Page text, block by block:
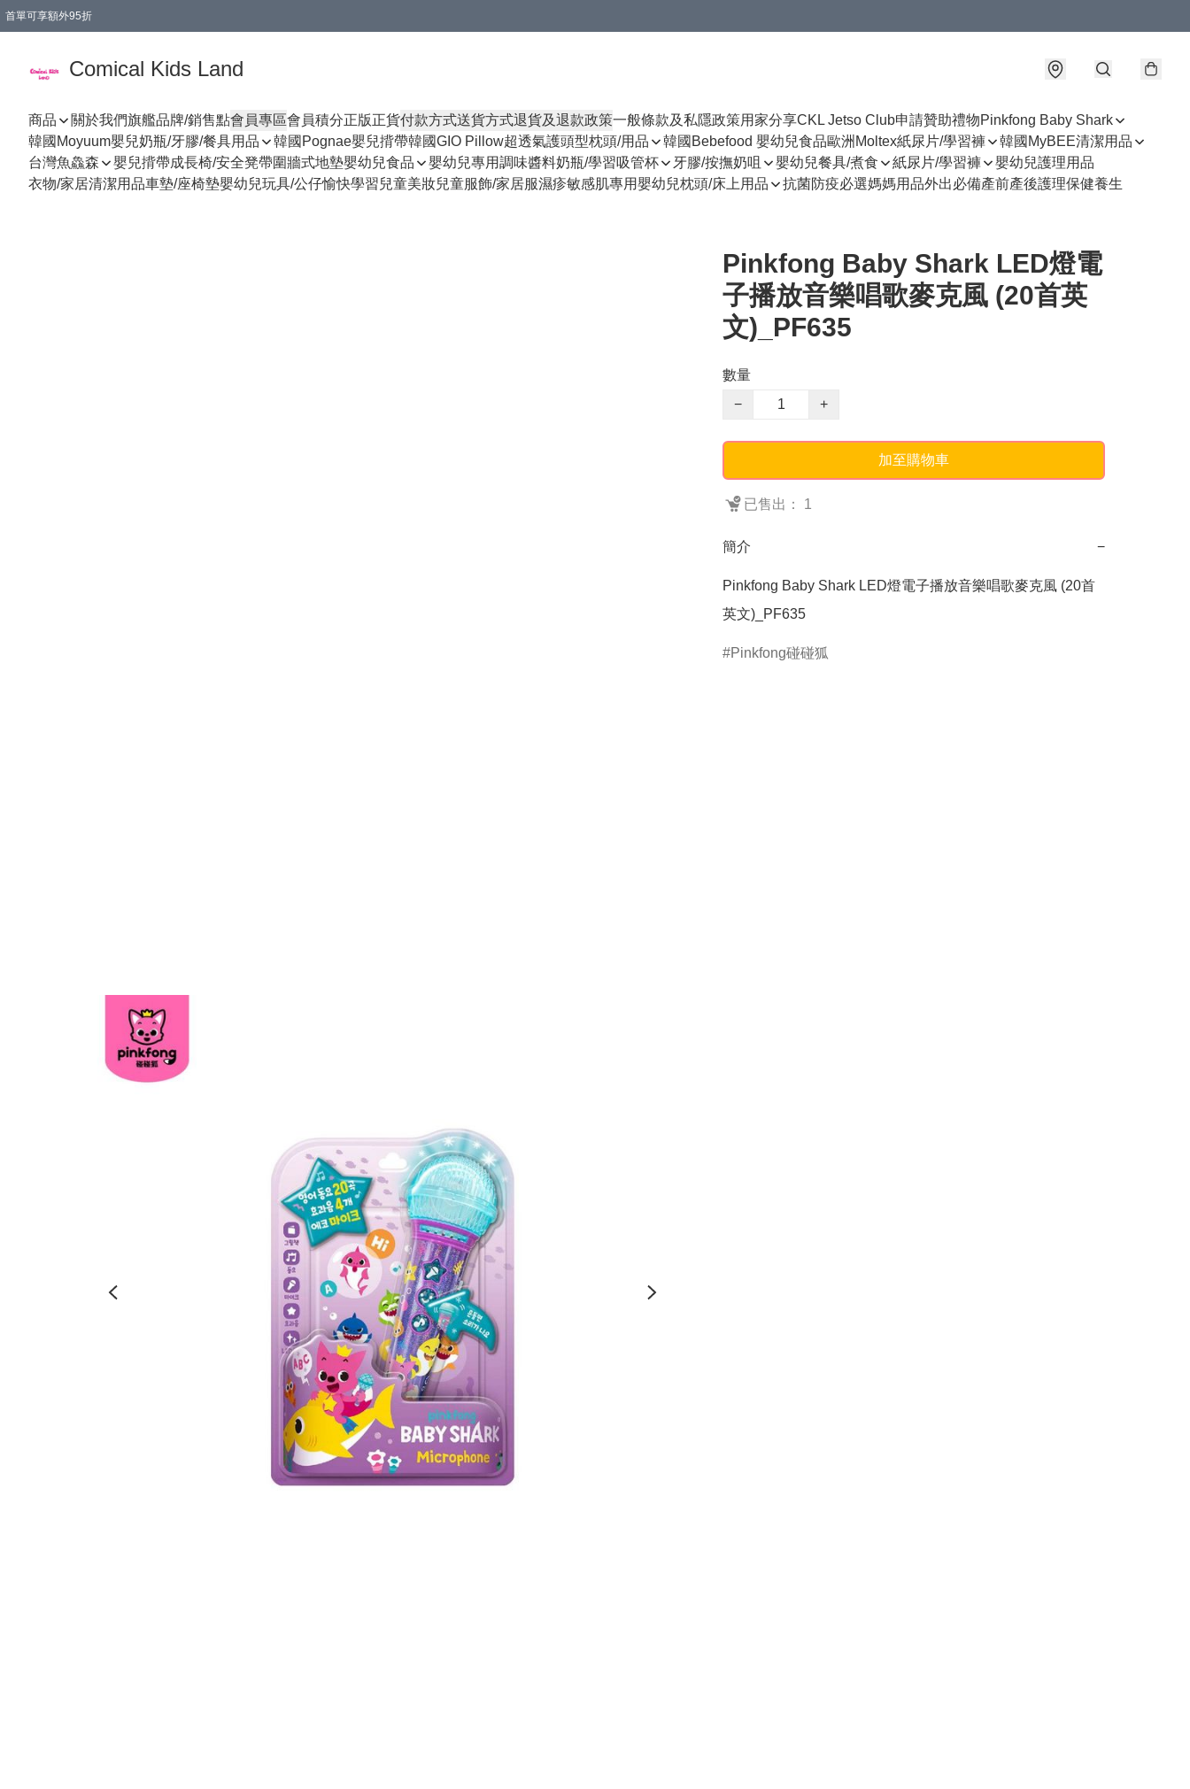
首單可享額外95折
Comical Kids Land
商品 關於我們旗艦品牌/銷售點會員專區會員積分正版正貨付款方式送貨方式退貨及退款政策一般條款及私隱政策用家分享CKL Jetso Club申請贊助禮物Pinkfong Baby Shark
韓國Moyuum嬰兒奶瓶/牙膠/餐具用品
韓國Pognae嬰兒揹帶韓國GIO Pillow超透氣護頭型枕頭/用品 韓國Bebefood 嬰幼兒食品歐洲Moltex紙尿片/學習褲
韓國MyBEE清潔用品
台灣魚鱻森
嬰兒揹帶成長椅/安全凳帶圍牆式地墊嬰幼兒食品 嬰幼兒專用調味醬料奶瓶/學習吸管杯 牙膠/按撫奶咀 嬰幼兒餐具/煮食 紙尿片/學習褲
嬰幼兒護理用品
衣物/家居清潔用品車墊/座椅墊嬰幼兒玩具/公仔愉快學習兒童美妝兒童服飾/家居服濕疹敏感肌專用嬰幼兒枕頭/床上用品 抗菌防疫必選媽媽用品外出必備產前產後護理保健養生
Pinkfong Baby Shark LED燈電
子播放音樂唱歌麥克風 (20首英
文)_PF635
數量
−
+
加至購物車
已售出： 1
簡介 −
Pinkfong Baby Shark LED燈電子播放音樂唱歌麥克風 (20首
英文)_PF635
Pinkfong碰碰狐